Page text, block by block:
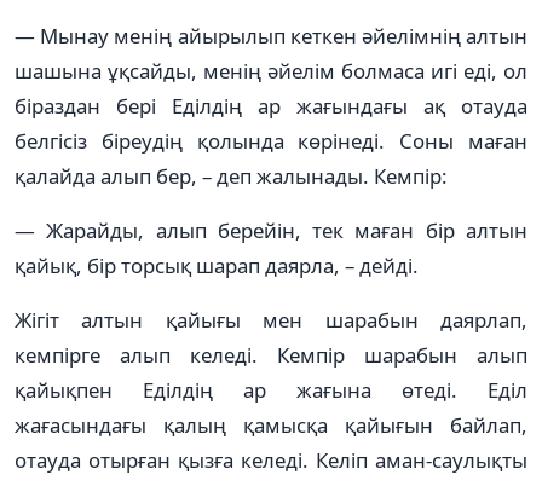
— Мынау менің айырылып кеткен әйелімнің алтын
шашына ұқсайды, менің әйелім болмаса игі еді, ол
біраздан бері Еділдің ар жағындағы ақ отауда
белгісіз біреудің қолында көрінеді. Соны маған
қалайда алып бер, – деп жалынады. Кемпір:
— Жарайды, алып берейін, тек маған бір алтын
қайық, бір торсық шарап даярла, – дейді.
Жігіт алтын қайығы мен шарабын даярлап,
кемпірге алып келеді. Кемпір шарабын алып
қайықпен Еділдің ар жағына өтеді. Еділ
жағасындағы қалың қамысқа қайығын байлап,
отауда отырған қызға келеді. Келіп аман-саулықты